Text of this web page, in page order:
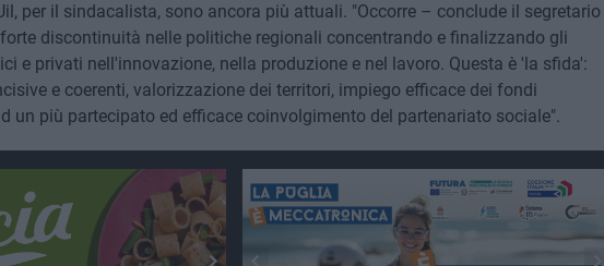
per il sindacalista, sono ancora più attuali. "Occorre – conclude il segretario
discontinuità nelle politiche regionali concentrando e finalizzando gli
e privati nell'innovazione, nella produzione e nel lavoro. Questa è 'la sfida':
e coerenti, valorizzazione dei territori, impiego efficace dei fondi
un più partecipato ed efficace coinvolgimento del partenariato sociale".